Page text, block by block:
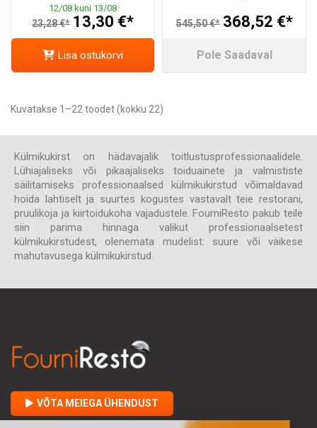
12/08 kuni 13/08
23,28 €* 13,30 €*
Lisa ostukorvi
545,50 €* 368,52 €*
Pole Saadaval
Kuvatakse 1–22 toodet (kokku 22)
Külmikukirst on hädavajalik toitlustusprofessionaalidele.
Lühiajaliseks või pikaajaliseks toiduainete ja valmististe
säilitamiseks professionaalsed külmikukirstud võimaldavad
hoida lahtiselt ja suurtes kogustes vastavalt teie restorani,
pruulikoja ja kiirtoidukoha vajadustele. FourniResto pakub teile
siin parima hinnaga valikut professionaalsetest
külmikukirstudest, olenemata mudelist: suure või väikese
mahutavusega külmikukirstud.
VÕTA MEIEGA ÜHENDUST